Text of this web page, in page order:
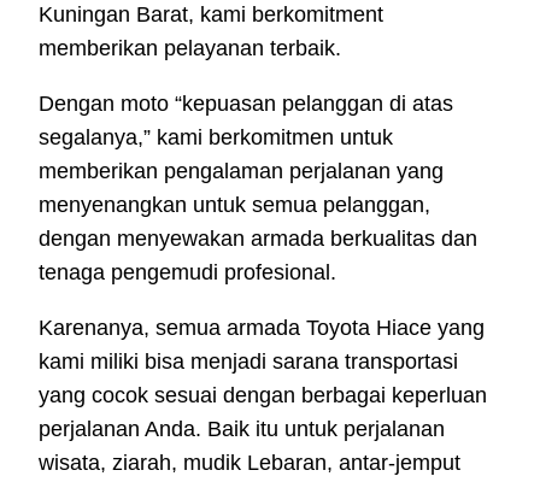
Kuningan Barat, kami berkomitment
memberikan pelayanan terbaik.
Dengan moto “kepuasan pelanggan di atas
segalanya,” kami berkomitmen untuk
memberikan pengalaman perjalanan yang
menyenangkan untuk semua pelanggan,
dengan menyewakan armada berkualitas dan
tenaga pengemudi profesional.
Karenanya, semua armada Toyota Hiace yang
kami miliki bisa menjadi sarana transportasi
yang cocok sesuai dengan berbagai keperluan
perjalanan Anda. Baik itu untuk perjalanan
wisata, ziarah, mudik Lebaran, antar-jemput